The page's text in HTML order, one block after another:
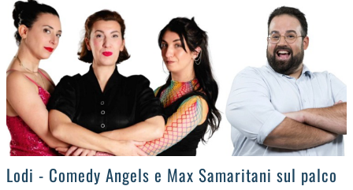
>Lodi - Comedy Angels e Max Samaritani sul palco